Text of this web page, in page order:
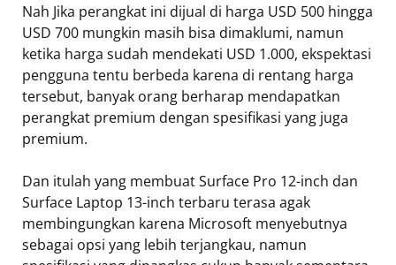
Nah Jika perangkat ini dijual di harga USD 500 hingga
USD 700 mungkin masih bisa dimaklumi, namun
ketika harga sudah mendekati USD 1.000, ekspektasi
pengguna tentu berbeda karena di rentang harga
tersebut, banyak orang berharap mendapatkan
perangkat premium dengan spesifikasi yang juga
premium.
Dan itulah yang membuat Surface Pro 12-inch dan
Surface Laptop 13-inch terbaru terasa agak
membingungkan karena Microsoft menyebutnya
sebagai opsi yang lebih terjangkau, namun